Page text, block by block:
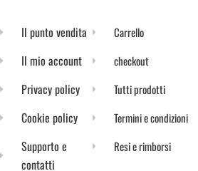
Il punto vendita
Il mio account
Privacy policy
Cookie policy
Supporto e
contatti
Carrello
checkout
Tutti prodotti
Termini e condizioni
Resi e rimborsi